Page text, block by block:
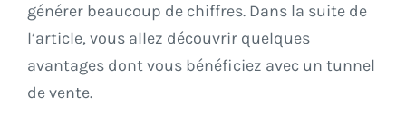
générer beaucoup de chiffres. Dans la suite de
l’article, vous allez découvrir quelques
avantages dont vous bénéficiez avec un tunnel
de vente.